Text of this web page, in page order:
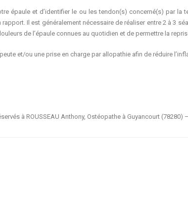
épaule et d’identifier le ou les tendon(s) concerné(s) par la
Il est généralement nécessaire de réaliser entre 2 à 3
de l’épaule connues au quotidien et de permettre la
et/ou une prise en charge par allopathie afin de réduire
à ROUSSEAU Anthony, Ostéopathe à Guyancourt (78280)